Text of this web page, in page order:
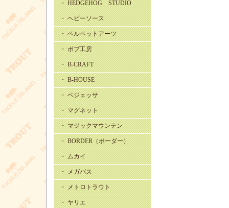
・ HEDGEHOG STUDIO
・ ヘビーソース
・ ベルベットアーツ
・ ボブ工房
・ B-CRAFT
・ B-HOUSE
・ ベジェッサ
・ マグネット
・ マジックマウンテン
・ BORDER（ボーダー）
・ ムカイ
・ メガバス
・ メトロトラウト
・ ヤリエ